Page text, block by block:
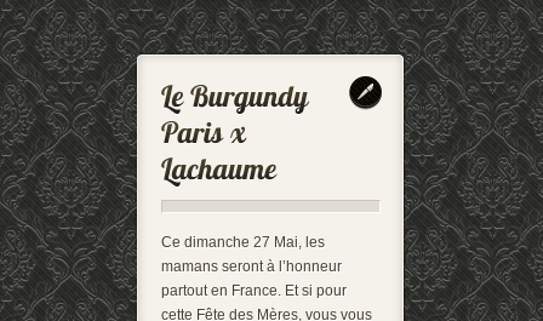
Ce dimanche 27 Mai, les
mamans seront à l’honneur
partout en France. Et si pour
cette Fête des Mères, vous vous